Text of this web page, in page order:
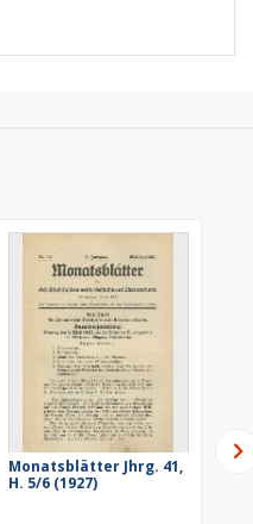
Monatsblätter Jhrg. 41,
H. 5/6 (1927)